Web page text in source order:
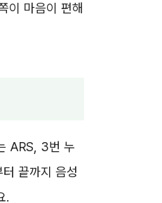
이 마음이 편해
ARS, 3번 누
끝까지 음성
.